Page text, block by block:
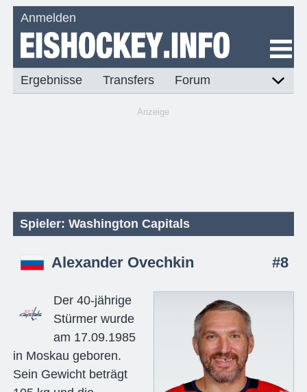
Anmelden
Ergebnisse Transfers Forum
Anzeige
Spieler: Washington Capitals
Alexander Ovechkin #8
Der 40-jährige
Stürmer wurde
am 17.09.1985
in Moskau geboren.
Sein Gewicht beträgt